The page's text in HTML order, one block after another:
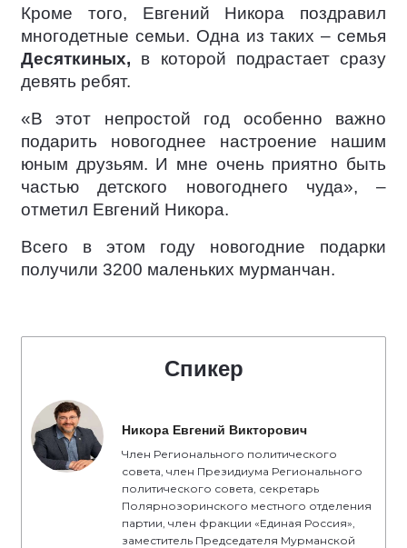
Кроме того, Евгений Никора поздравил
многодетные семьи. Одна из таких – семья
Десяткиных, в которой подрастает сразу
девять ребят.
«В этот непростой год особенно важно
подарить новогоднее настроение нашим
юным друзьям. И мне очень приятно быть
частью детского новогоднего чуда», –
отметил Евгений Никора.
Всего в этом году новогодние подарки
получили 3200 маленьких мурманчан.
Спикер
Никора Евгений Викторович
Член Регионального политического
совета, член Президиума Регионального
политического совета, секретарь
Полярнозоринского местного отделения
партии, член фракции «Единая Россия»,
заместитель Председателя Мурманской